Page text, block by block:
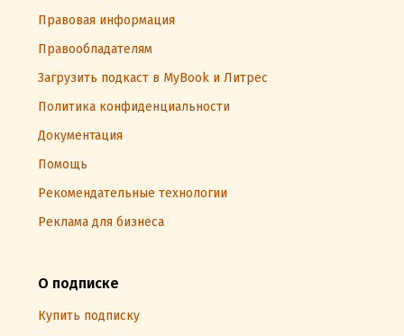
Правовая информация
Правообладателям
Загрузить подкаст в MyBook и Литрес
Политика конфиденциальности
Документация
Помощь
Рекомендательные технологии
Реклама для бизнеса
О подписке
Купить подписку